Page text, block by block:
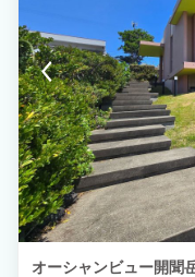
オーシャンビュー開